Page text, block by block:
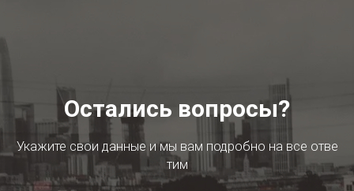
Остались вопросы?
Укажите свои данные и мы вам подробно на все отве
тим